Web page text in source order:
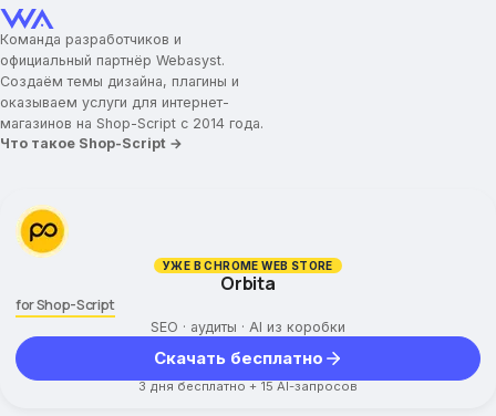
Команда разработчиков и
официальный партнёр Webasyst.
Создаём темы дизайна, плагины и
оказываем услуги для интернет-
магазинов на Shop-Script с 2014 года.
Что такое Shop-Script →
УЖЕ В CHROME WEB STORE
Orbita
for Shop-Script
SEO · аудиты · AI из коробки
Скачать бесплатно
3 дня бесплатно + 15 AI-запросов